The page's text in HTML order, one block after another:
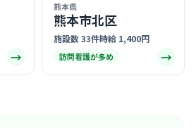
→
熊本県
熊本市北区
施設数 33件時給 1,400円
訪問看護が多め →